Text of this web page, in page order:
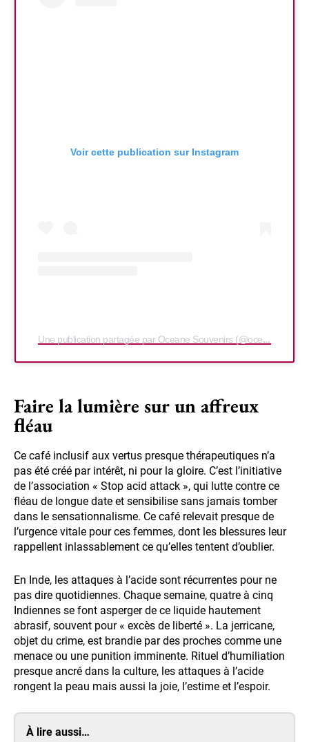
Voir cette publication sur Instagram
Une publication partagée par Oceane Souvenirs (@oceanesouvenirs)
Faire la lumière sur un affreux
fléau
Ce café inclusif aux vertus presque thérapeutiques n’a
pas été créé par intérêt, ni pour la gloire. C’est l’initiative
de l’association « Stop acid attack », qui lutte contre ce
fléau de longue date et sensibilise sans jamais tomber
dans le sensationnalisme. Ce café relevait presque de
l’urgence vitale pour ces femmes, dont les blessures leur
rappellent inlassablement ce qu’elles tentent d’oublier.
En Inde, les attaques à l’acide sont récurrentes pour ne
pas dire quotidiennes. Chaque semaine, quatre à cinq
Indiennes se font asperger de ce liquide hautement
abrasif, souvent pour « excès de liberté ». La jerricane,
objet du crime, est brandie par des proches comme une
menace ou une punition imminente. Rituel d’humiliation
presque ancré dans la culture, les attaques à l’acide
rongent la peau mais aussi la joie, l’estime et l’espoir.
À lire aussi…